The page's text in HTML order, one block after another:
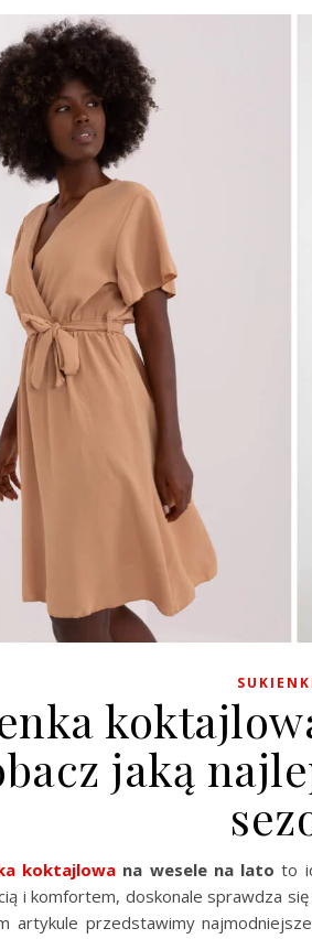
jaką
koktajlowa na wesele na lato to
i komfortem, doskonale sprawdza
artykule przedstawimy